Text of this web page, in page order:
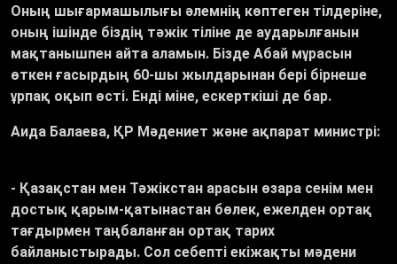
Оның шығармашылығы әлемнің көптеген тілдеріне,
оның ішінде біздің тәжік тіліне де аударылғанын
мақтанышпен айта аламын. Бізде Абай мұрасын
өткен ғасырдың 60-шы жылдарынан бері бірнеше
ұрпақ оқып өсті. Енді міне, ескерткіші де бар.
Аида Балаева, ҚР Мәдениет және ақпарат министрі:
- Қазақстан мен Тәжікстан арасын өзара сенім мен
достық қарым-қатынастан бөлек, ежелден ортақ
тағдырмен таңбаланған ортақ тарих
байланыстырады. Сол себепті екіжақты мәдени